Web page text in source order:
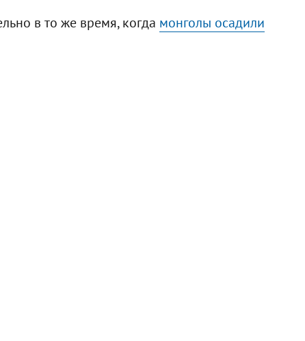
в то же время, когда монголы осадили